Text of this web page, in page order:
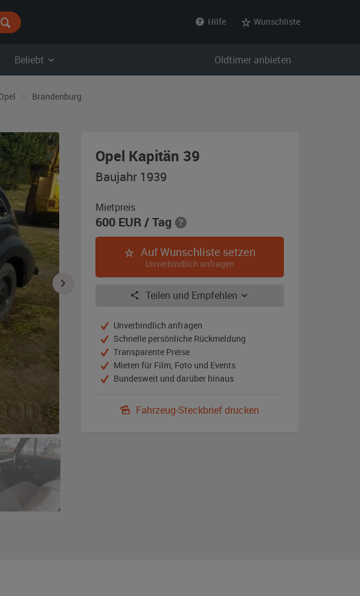
Hilfe Wunschliste
Beliebt Oldtimer anbieten
Brandenburg
Opel Kapitän 39
Baujahr 1939
Mietpreis
600 EUR/ Tag
Auf Wunschliste setzen
Unverbindlich anfragen
Teilen und Empfehlen
Unverbindlich anfragen
Schnelle persönliche Rückmeldung
Transparente Preise
Mieten für Film, Foto und Events
Bundesweit und darüber hinaus
Fahrzeug-Steckbrief drucken